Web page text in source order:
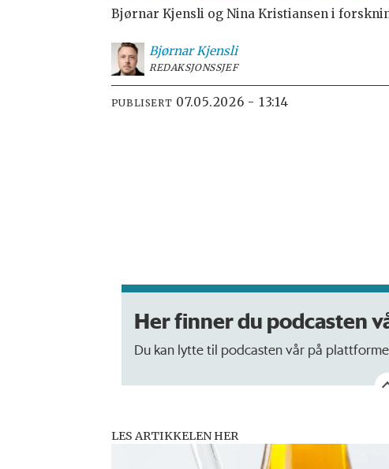
Bjørnar Kjensli og Nina Kristiansen i
Bjørnar Kjensli
REDAKSJONSSJEF
PUBLISERT 07.05.2026 - 13:14
Her finner du podcasten
Du kan lytte til podcasten vår på
LES ARTIKKELEN HER